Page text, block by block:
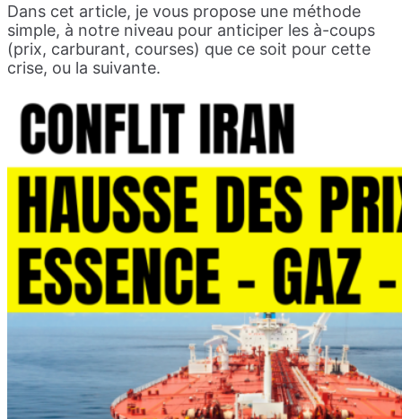
Dans cet article, je vous propose une méthode
simple, à notre niveau pour anticiper les à-coups
(prix, carburant, courses) que ce soit pour cette
crise, ou la suivante.